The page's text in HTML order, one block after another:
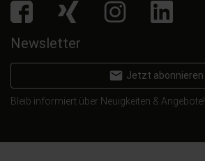
facebook Xing Instagram LinkedIn
Newsletter
email Jetzt abonnieren
Bleib informiert über Neuigkeiten & Angebote!